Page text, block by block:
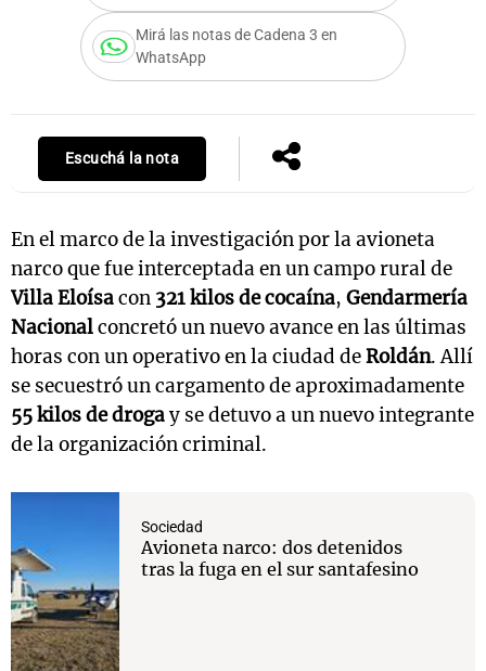
Mirá las notas de Cadena 3 en
WhatsApp
Escuchá la nota
En el marco de la investigación por la avioneta
narco que fue interceptada en un campo rural de
Villa Eloísacon 321 kilos de cocaína, Gendarmería
Nacionalconcretó un nuevo avance en las últimas
horas con un operativo en la ciudad deRoldán. Allí
se secuestró un cargamento de aproximadamente
55 kilos de drogay se detuvo a un nuevo integrante
de la organización criminal.
Sociedad
Avioneta narco: dos detenidos
tras la fuga en el sur santafesino